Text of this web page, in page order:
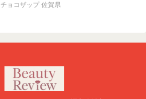
チョコザップ 佐賀県